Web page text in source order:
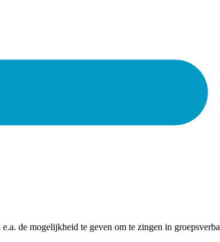
de mogelijkheid te geven om te zingen in